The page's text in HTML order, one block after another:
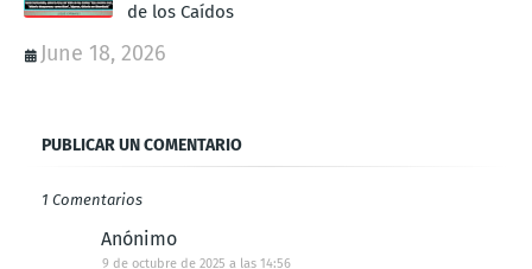
de los Caídos
June 18, 2026
PUBLICAR UN COMENTARIO
1 Comentarios
Anónimo
9 de octubre de 2025 a las 14:56